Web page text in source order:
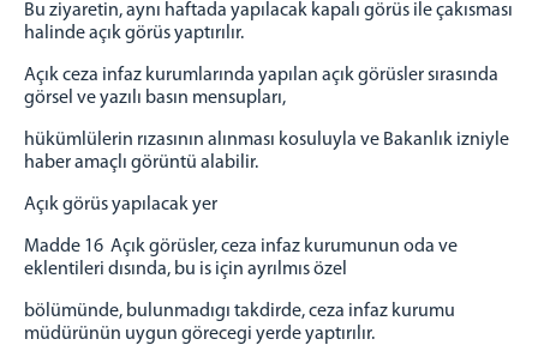
Bu ziyaretin, aynı haftada yapılacak kapalı görüs ile çakısması
halinde açık görüs yaptırılır.
Açık ceza infaz kurumlarında yapılan açık görüsler sırasında
görsel ve yazılı basın mensupları,
hükümlülerin rızasının alınması kosuluyla ve Bakanlık izniyle
haber amaçlı görüntü alabilir.
Açık görüs yapılacak yer
Madde 16 Açık görüsler, ceza infaz kurumunun oda ve
eklentileri dısında, bu is için ayrılmıs özel
bölümünde, bulunmadıgı takdirde, ceza infaz kurumu
müdürünün uygun görecegi yerde yaptırılır.